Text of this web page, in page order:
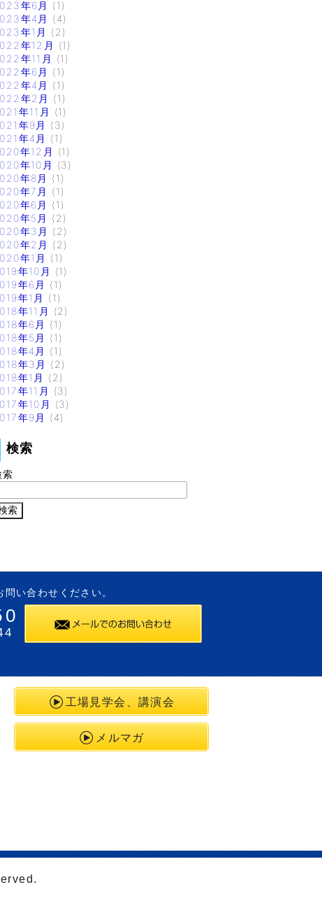
年6月
(1)
年4月
(4)
年1月
(2)
年12月
(1)
年11月
(1)
年6月
(1)
年4月
(1)
年2月
(1)
年11月
(1)
年9月
(3)
年4月
(1)
年12月
(1)
年10月
(3)
年8月
(1)
年7月
(1)
年6月
(1)
年5月
(2)
年3月
(2)
年2月
(2)
年1月
(1)
年10月
(1)
年6月
(1)
年1月
(1)
年11月
(2)
年6月
(1)
年5月
(1)
年4月
(1)
年3月
(2)
年1月
(2)
年11月
(3)
年10月
(3)
年9月
(4)
検索
索:
い合わせください。
工場見学会、講演会
メルマガ